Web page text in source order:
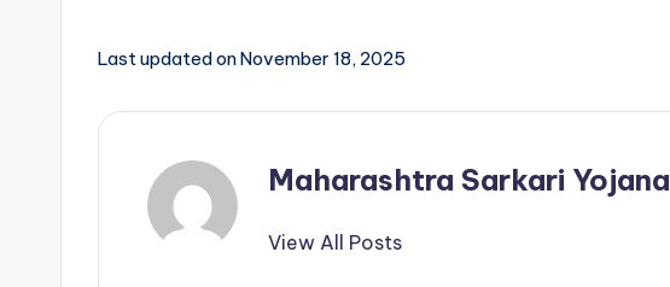
Last updated on November 18, 2025
Maharashtra Sarkari Yojana
View All Posts